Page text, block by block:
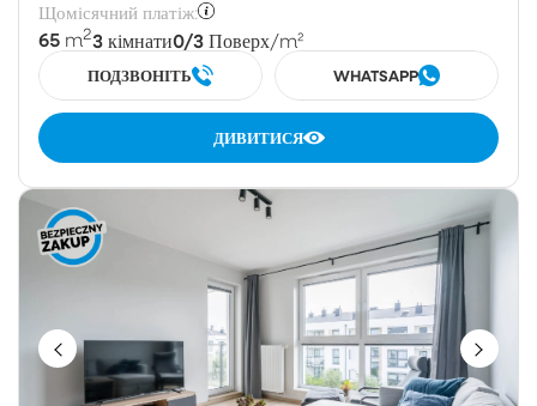
Щомісячний платіж:
65 m23 кімнати0/3 Поверх/m²
ПОДЗВОНІТЬ WHATSAPP
ДИВИТИСЯ